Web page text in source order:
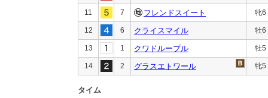
11 7 フレンドスイート 牝6
12 6 クライスマイル 牡6
13 1 クワドループル 牡5
14 2 グラスエトワール 牝5
タイム